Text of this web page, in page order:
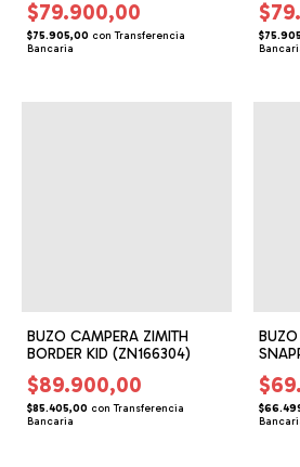
$79.900,00
$75.905,00 con Transferencia
Bancaria
BUZO CAMPERA ZIMITH
BORDER KID (ZN166304)
$89.900,00
$85.405,00 con Transferencia
Bancaria